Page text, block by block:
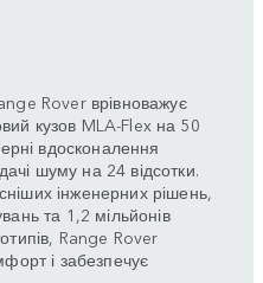
Rover врівноважує
кузов MLA-Flex на 50
вдосконалення
шуму на 24 відсотки.
інженерних рішень,
та 1,2 мільйонів
Range Rover
і забезпечує